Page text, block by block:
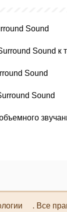
Sound
Sound к
Sound
Sound
. Все